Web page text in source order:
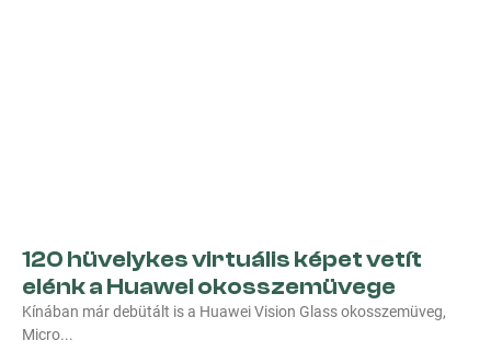
120 hüvelykes virtuális képet vetít
elénk a Huawei okosszemüvege
Kínában már debütált is a Huawei Vision Glass okosszemüveg,
Micro